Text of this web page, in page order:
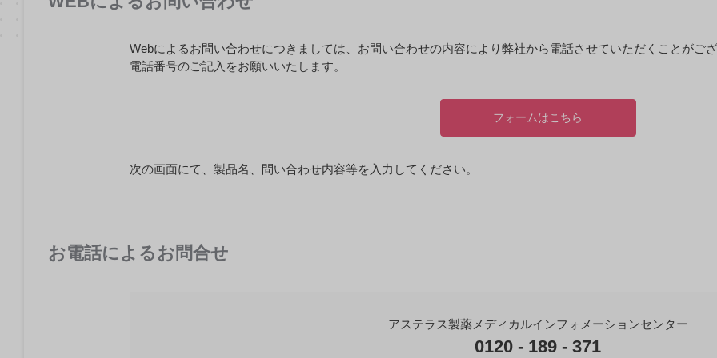
Webによるお問い合わせにつきましては、お問い合わせの内容により弊社から電話させていただくことがござ
電話番号のご記入をお願いいたします。
フォームはこちら
次の画面にて、製品名、問い合わせ内容等を入力してください。
お電話によるお問合せ
アステラス製薬メディカルインフォメーションセンター
0120 - 189 - 371